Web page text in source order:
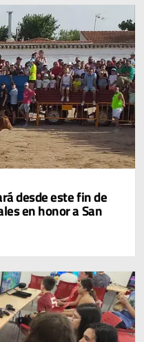
desde este fin de
en honor a San